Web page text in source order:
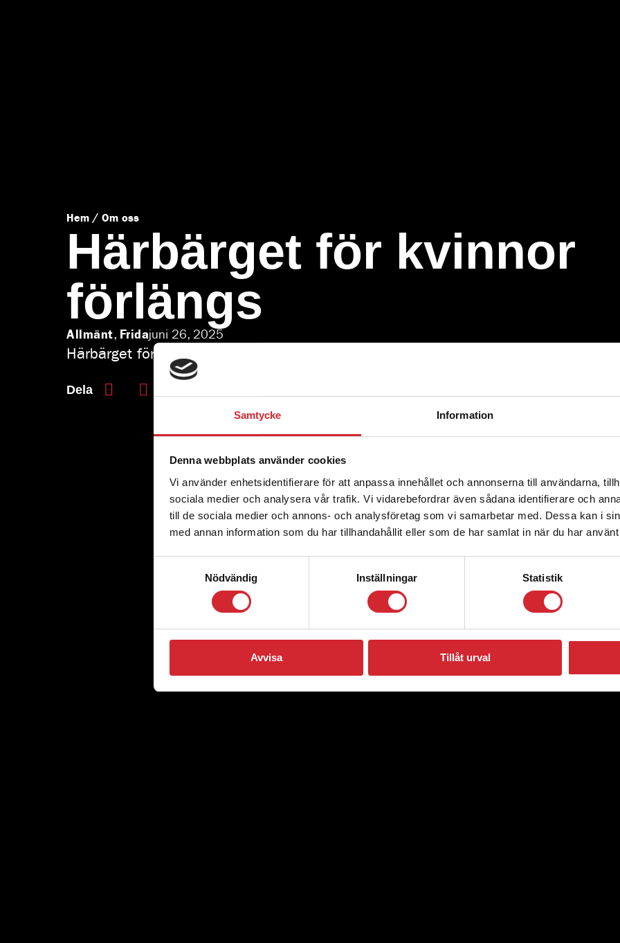
Samtycke Information
Denna webbplats använder cookies
Vi använder enhetsidentifierare för att anpassa innehållet och annonserna till användarna,
sociala medier och analysera vår trafik. Vi vidarebefordrar även sådana identifierare och
till de sociala medier och annons- och analysföretag som vi samarbetar med. Dessa kan i
med annan information som du har tillhandahållit eller som de har samlat in när du har
Nödvändig
Inställningar Statistik
Avvisa Tillåt urval
Hem / Om oss
Härbärget för kvinnor
förlängs
Allmänt, Fridajuni 26, 2025
Härbärget för kvinnor förlängs – håller öppet året ut